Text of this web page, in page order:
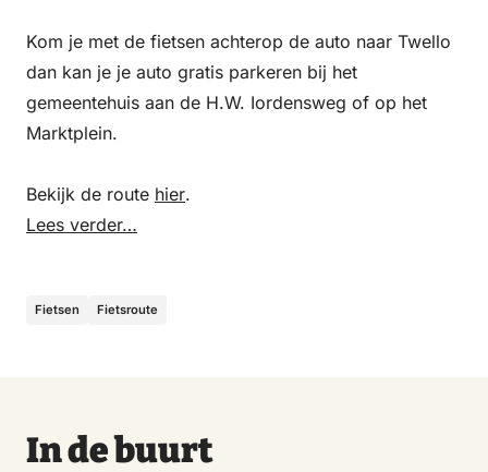
Kom je met de fietsen achterop de auto naar Twello
dan kan je je auto gratis parkeren bij het
gemeentehuis aan de H.W. Iordensweg of op het
Marktplein.
Bekijk de route hier.
Lees verder…
Fietsen Fietsroute
In de buurt